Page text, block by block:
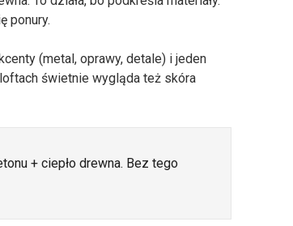
ponury.
(metal, oprawy, detale) i jeden
świetnie wygląda też skóra
+ ciepło drewna. Bez tego